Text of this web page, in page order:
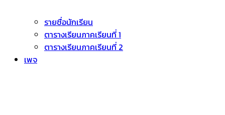
รายชื่อนักเรียน
ตารางเรียนภาคเรียนที่ 1
ตารางเรียนภาคเรียนที่ 2
เพจ